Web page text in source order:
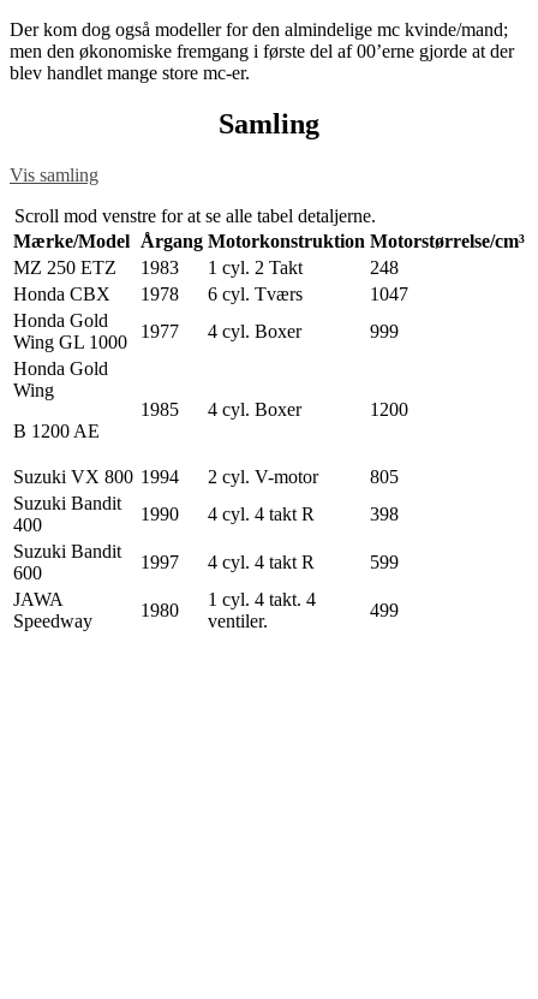
Der kom dog også modeller for den almindelige mc kvinde/mand;
men den økonomiske fremgang i første del af 00’erne gjorde at der
blev handlet mange store mc-er.
Samling
Vis samling
Scroll mod venstre for at se alle tabel detaljerne.
Mærke/Model Årgang Motorkonstruktion Motorstørrelse/cm³
MZ 250 ETZ
1983 1 cyl. 2 Takt
248
Honda CBX
1978 6 cyl. Tværs
1047
Honda Gold
Wing GL 1000
1977 4 cyl. Boxer
999
Honda Gold
Wing
B 1200 AE
1985 4 cyl. Boxer 1200
Suzuki VX 800 1994 2 cyl. V-motor
805
Suzuki Bandit
400
1990 4 cyl. 4 takt R
398
Suzuki Bandit
600
1997 4 cyl. 4 takt R
599
JAWA
Speedway
1980
1 cyl. 4 takt. 4
ventiler.
499